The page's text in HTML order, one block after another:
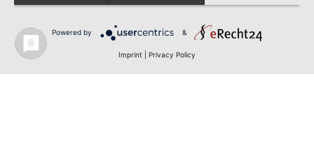
Powered by &
Imprint Privacy Policy